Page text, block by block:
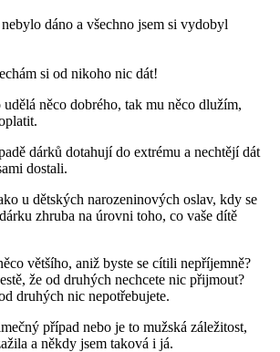
dáno a všechno jsem si vydobyl
si od nikoho nic dát!
něco dobrého, tak mu něco dlužím,
dárků dotahují do extrému a nechtějí dát
dostali.
u dětských narozeninových oslav, kdy se
zhruba na úrovni toho, co vaše dítě
většího, aniž byste se cítili nepříjemně?
že od druhých nechcete nic přijmout?
druhých nic nepotřebujete.
případ nebo je to mužská záležitost,
a někdy jsem taková i já.